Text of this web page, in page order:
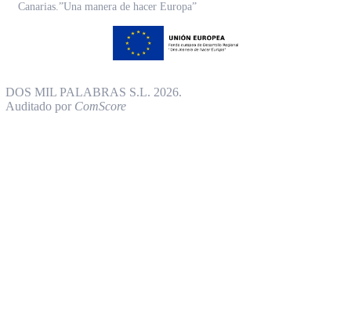
Canarias.”Una manera de hacer Europa”
DOS MIL PALABRAS S.L. 2026.
Auditado por ComScore